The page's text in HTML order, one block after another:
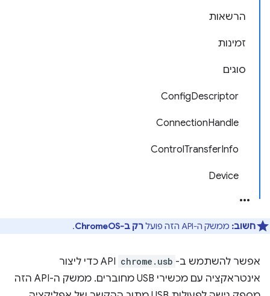
הרשאות
זמינות
סוגים
ConfigDescriptor
ConnectionHandle
ControlTransferInfo
Device
חשוב: ממשק ה-API הזה פועל רק ב-ChromeOS .
אפשר להשתמש ב- chrome.usb
API כדי ליצור
אינטראקציה עם מכשירי USB מחוברים. ממשק ה-API הזה